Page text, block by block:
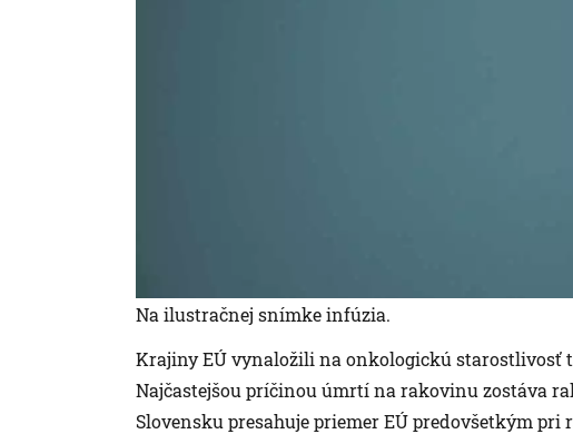
Na ilustračnej snímke infúzia.
Krajiny EÚ vynaložili na onkologickú starostlivosť
Najčastejšou príčinou úmrtí na rakovinu zostáva
Slovensku presahuje priemer EÚ predovšetkým